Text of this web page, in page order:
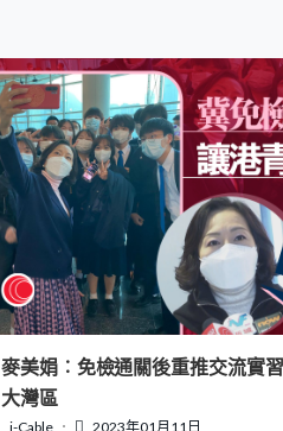
麥美娟︰免檢通關後重推交流實
大灣區
i-Cable 2023年01月11日